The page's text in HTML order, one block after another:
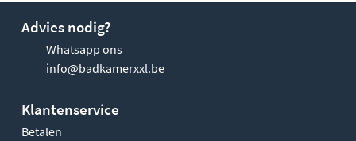
Advies nodig?
Whatsapp ons
info@badkamerxxl.be
Klantenservice
Betalen